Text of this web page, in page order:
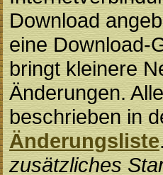
Download
eine Download-
bringt kleinere
Änderungen.
beschrieben in
Änderungsliste
zusätzliches